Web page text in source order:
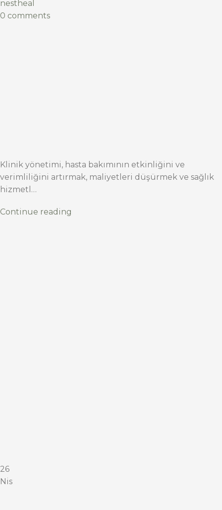
nestheal
0 comments
Klinik yönetimi, hasta bakımının etkinliğini ve
verimliliğini artırmak, maliyetleri düşürmek ve sağlık
hizmetl…
Continue reading
26
Nis